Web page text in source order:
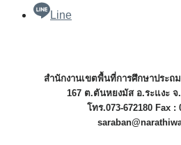
Line
สำนักงานเขตพื้นที่การศึกษาประถ
167 ต.ตันหยงมัส อ.ระแงะ จ
โทร.073-672180 Fax :